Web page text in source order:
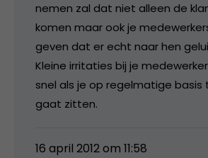
nemen zal dat niet alleen de
komen maar ook je
geven dat er echt naar hen
Kleine irritaties bij je
snel als je op regelmatige basis
gaat zitten.
16 april 2012 om 11:58